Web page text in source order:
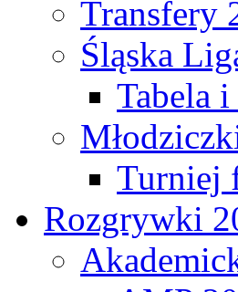
Transfery
Śląska
Tabela
Turniej
Rozgrywki